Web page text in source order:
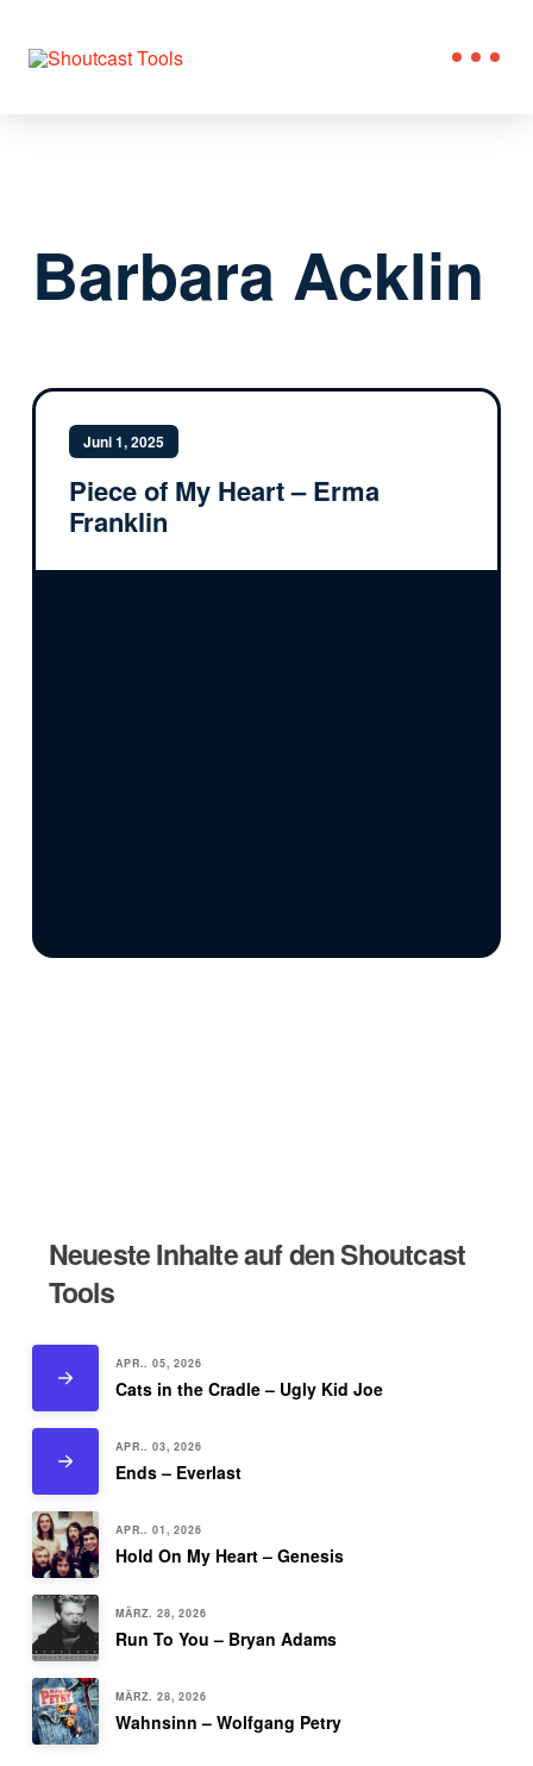
Barbara Acklin
Juni 1, 2025
Piece of My Heart – Erma
Franklin
Neueste Inhalte auf den Shoutcast
Tools
APR.. 05, 2026
Cats in the Cradle – Ugly Kid Joe
APR.. 03, 2026
Ends – Everlast
APR.. 01, 2026
Hold On My Heart – Genesis
MÄRZ. 28, 2026
Run To You – Bryan Adams
MÄRZ. 28, 2026
Wahnsinn – Wolfgang Petry